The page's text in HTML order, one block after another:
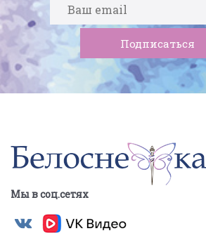
Мы в соц.сетях